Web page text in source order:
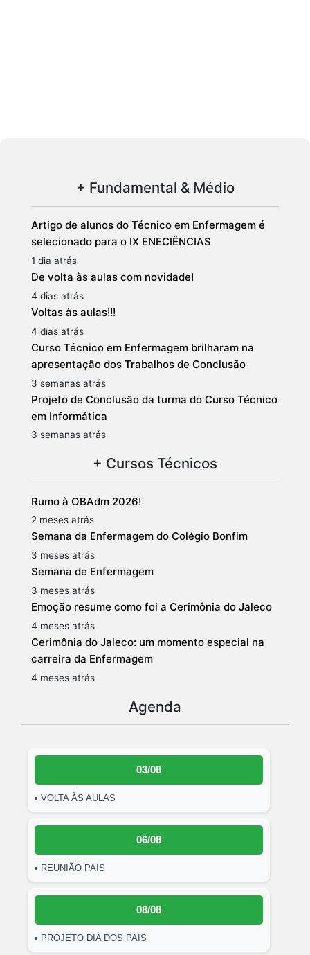
+ Fundamental & Médio
Artigo de alunos do Técnico em Enfermagem é
selecionado para o IX ENECIÊNCIAS
1 dia atrás
De volta às aulas com novidade!
4 dias atrás
Voltas às aulas!!!
4 dias atrás
Curso Técnico em Enfermagem brilharam na
apresentação dos Trabalhos de Conclusão
3 semanas atrás
Projeto de Conclusão da turma do Curso Técnico
em Informática
3 semanas atrás
+ Cursos Técnicos
Rumo à OBAdm 2026!
2 meses atrás
Semana da Enfermagem do Colégio Bonfim
3 meses atrás
Semana de Enfermagem
3 meses atrás
Emoção resume como foi a Cerimônia do Jaleco
4 meses atrás
Cerimônia do Jaleco: um momento especial na
carreira da Enfermagem
4 meses atrás
Agenda
03/08
• VOLTA ÀS AULAS
06/08
• REUNIÃO PAIS
08/08
• PROJETO DIA DOS PAIS